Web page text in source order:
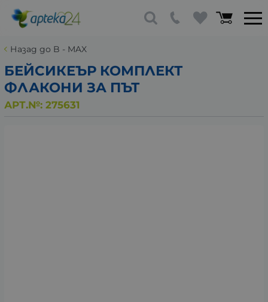
Назад до B - MAX
БЕЙСИКЕЪР КОМПЛЕКТ
ФЛАКОНИ ЗА ПЪТ
АРТ.№: 275631